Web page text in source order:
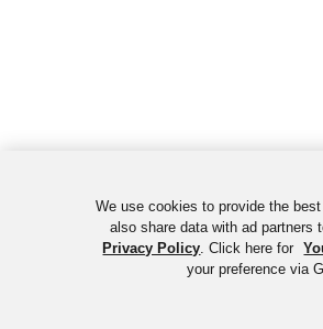
We use cookies to provide the
also share data with ad partners
Privacy Policy. Click here for
your preference via